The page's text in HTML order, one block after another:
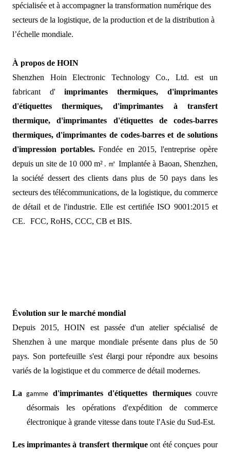
spécialisée et à accompagner la transformation numérique des
secteurs de la logistique, de la production et de la distribution à
l’échelle mondiale.
À propos de HOIN
Shenzhen Hoin Electronic Technology Co., Ltd. est un
fabricant d'
imprimantes thermiques, d'imprimantes
d'étiquettes thermiques, d'imprimantes à transfert
thermique, d'imprimantes d'étiquettes de codes-barres
thermiques, d'imprimantes de codes-barres et de solutions
d'impression portables. Fondée en 2015, l'entreprise opère
depuis un site de 10 000 m². ㎡Implantée à Baoan, Shenzhen,
la société dessert des clients dans plus de 50 pays dans les
secteurs des télécommunications, de la logistique, du commerce
de détail et de l'industrie. Elle est certifiée ISO 9001:2015 et
CE.
FCC, RoHS, CCC, CB et BIS.
Évolution sur le marché mondial
Depuis 2015, HOIN est passée d'un atelier spécialisé de
Shenzhen à une marque mondiale présente dans plus de 50
pays. Son portefeuille s'est élargi pour répondre aux besoins
variés de la logistique et du commerce de détail modernes.
Lagamme d'imprimantes d'étiquettes thermiques couvre
désormais les opérations d'expédition de commerce
électronique à grande vitesse dans toute l'Asie du Sud-Est.
Les imprimantes à transfert thermique ont été conçues pour